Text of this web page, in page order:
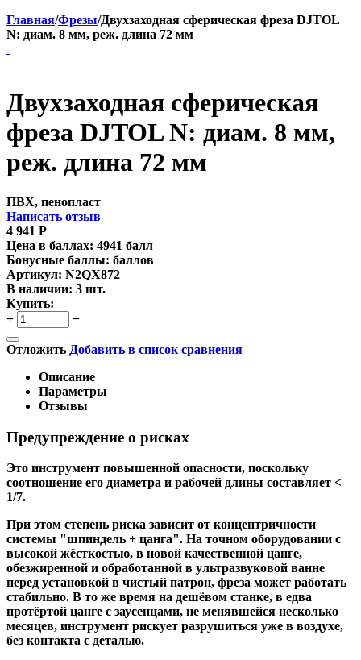
Главная/Фрезы/Двухзаходная сферическая фреза DJTOL
N: диам. 8 мм, реж. длина 72 мм
Двухзаходная сферическая
фреза DJTOL N: диам. 8 мм,
реж. длина 72 мм
ПВХ, пенопласт
Написать отзыв
4 941 Р
Цена в баллах: 4941 балл
Бонусные баллы: баллов
Артикул: N2QX872
В наличии: 3 шт.
Купить:
+
−
Отложить Добавить в список сравнения
Описание
Параметры
Отзывы
Предупреждение о рисках
Это инструмент повышенной опасности, поскольку
соотношение его диаметра и рабочей длины составляет <
1/7.
При этом степень риска зависит от концентричности
системы "шпиндель + цанга". На точном оборудовании с
высокой жёсткостью, в новой качественной цанге,
обезжиренной и обработанной в ультразвуковой ванне
перед установкой в чистый патрон, фреза может работать
стабильно. В то же время на дешёвом станке, в едва
протёртой цанге с заусенцами, не менявшейся несколько
месяцев, инструмент рискует разрушиться уже в воздухе,
без контакта с деталью.